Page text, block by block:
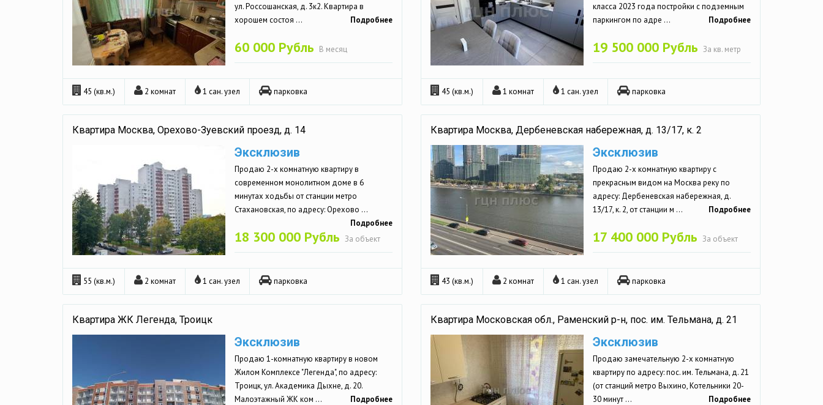
ул. Россошанская, д. 3к2. Квартира в
хорошем состоя ...
Подробнее
60 000 Рубль В месяц
45 (кв.м.) 2 комнат 1 сан. узел парковка
класса 2023 года постройки с подземным
паркингом по адре ...
Подробнее
19 500 000 Рубль За кв. метр
45 (кв.м.) 1 комнат 1 сан. узел парковка
Квартира Москва, Орехово-Зуевский проезд, д. 14
Эксклюзив
Продаю 2-х комнатную квартиру в
современном монолитном доме в 6
минутах ходьбы от станции метро
Стахановская, по адресу: Орехово ...
Подробнее
18 300 000 Рубль За объект
55 (кв.м.) 2 комнат 1 сан. узел парковка
Квартира Москва, Дербеневская набережная, д. 13/17, к. 2
Эксклюзив
Продаю 2-х комнатную квартиру с
прекрасным видом на Москва реку по
адресу: Дербеневская набережная, д.
13/17, к. 2, от станции м ...
Подробнее
17 400 000 Рубль За объект
43 (кв.м.) 2 комнат 1 сан. узел парковка
Квартира ЖК Легенда, Троицк
Эксклюзив
Продаю 1-комнатную квартиру в новом
Жилом Комплексе "Легенда", по адресу:
Троицк, ул. Академика Дыхне, д. 20.
Малоэтажный ЖК ком ...
Подробнее
Квартира Московская обл., Раменский р-н, пос. им. Тельмана, д. 21
Эксклюзив
Продаю замечательную 2-х комнатную
квартиру по адресу: пос. им. Тельмана, д. 21
(от станций метро Выхино, Котельники 20-
30 минут ...
Подробнее